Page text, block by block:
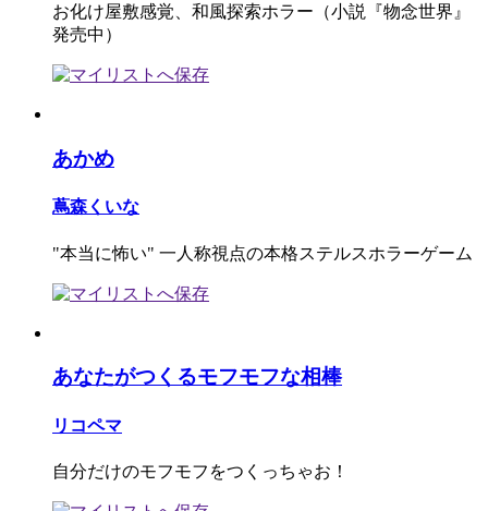
お化け屋敷感覚、和風探索ホラー（小説『物念世界』
発売中）
あかめ
蔦森くいな
"本当に怖い" 一人称視点の本格ステルスホラーゲーム
あなたがつくるモフモフな相棒
リコペマ
自分だけのモフモフをつくっちゃお！